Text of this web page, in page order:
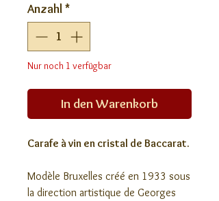
Anzahl*
Nur noch 1 verfügbar
In den Warenkorb
Carafe à vin en cristal de Baccarat.
Modèle Bruxelles créé en 1933 sous
la direction artistique de Georges